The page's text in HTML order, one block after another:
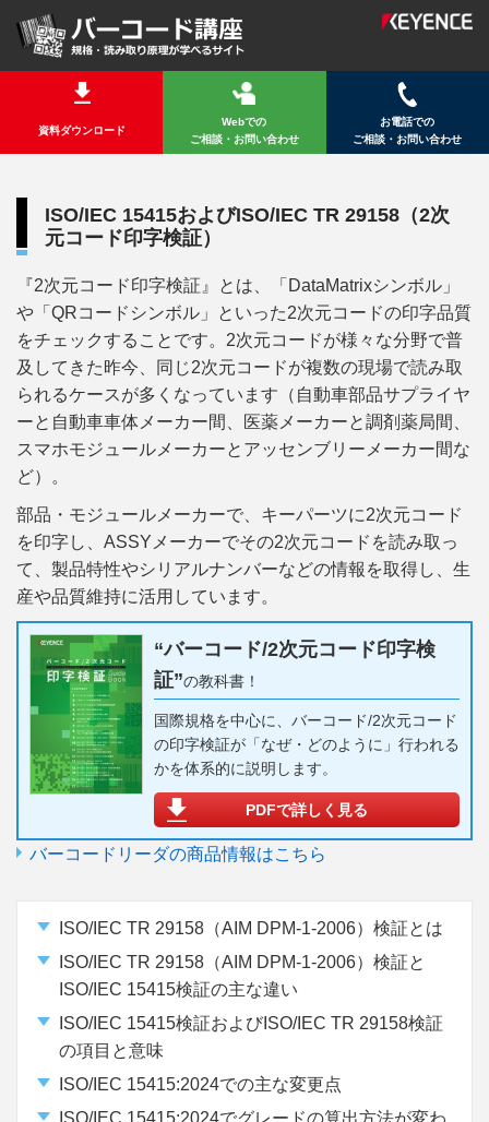
資料ダウンロード
Webでの
ご相談・お問い合わせ
お電話での
ご相談・お問い合わせ
ISO/IEC 15415およびISO/IEC TR 29158（2次
元コード印字検証）
『2次元コード印字検証』とは、「DataMatrixシンボル」
や「QRコードシンボル」といった2次元コードの印字品質
をチェックすることです。2次元コードが様々な分野で普
及してきた昨今、同じ2次元コードが複数の現場で読み取
られるケースが多くなっています（自動車部品サプライヤ
ーと自動車車体メーカー間、医薬メーカーと調剤薬局間、
スマホモジュールメーカーとアッセンブリーメーカー間な
ど）。
部品・モジュールメーカーで、キーパーツに2次元コード
を印字し、ASSYメーカーでその2次元コードを読み取っ
て、製品特性やシリアルナンバーなどの情報を取得し、生
産や品質維持に活用しています。
“バーコード/2次元コード印字検
証”の教科書！
国際規格を中心に、バーコード/2次元コード
の印字検証が「なぜ・どのように」行われる
かを体系的に説明します。
PDFで詳しく見る
バーコードリーダの商品情報はこちら
ISO/IEC TR 29158（AIM DPM-1-2006）検証とは
ISO/IEC TR 29158（AIM DPM-1-2006）検証と
ISO/IEC 15415検証の主な違い
ISO/IEC 15415検証およびISO/IEC TR 29158検証
の項目と意味
ISO/IEC 15415:2024での主な変更点
ISO/IEC 15415:2024でグレードの算出方法が変わ